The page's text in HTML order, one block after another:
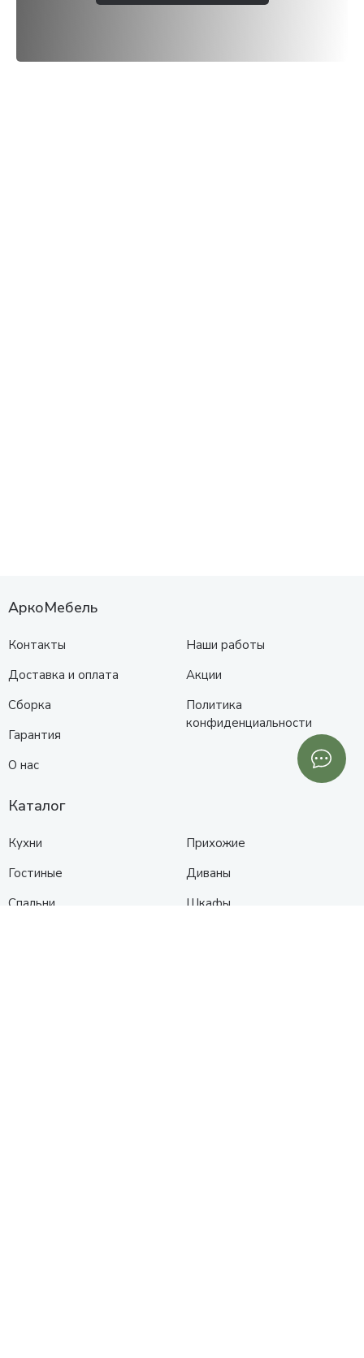
АркоМебель
Контакты
Доставка и оплата
Сборка
Гарантия
О нас
Наши работы
Акции
Политика
конфиденциальности
Каталог
Кухни
Гостиные
Спальни
Прихожие
Диваны
Шкафы